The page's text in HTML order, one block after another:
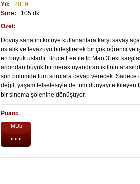
Yıl:
2019
Süre:
105 dk
Özet:
Dövüş sanatını kötüye kullananlara karşı savaş
ustalık ve tevazuyu birleştirerek bir çok öğrenci
en büyük ustadır. Bruce Lee ile Ip Man 3′teki
ardından büyük bir merak uyandıran ikilinin
son bölümde tüm sorulara cevap verecek. Sadece
değil, yaşam felsefesiyle de tüm dünyayı etkileyen
bir sinema şölenine dönüşüyor.
Puanı:
IMDb
...